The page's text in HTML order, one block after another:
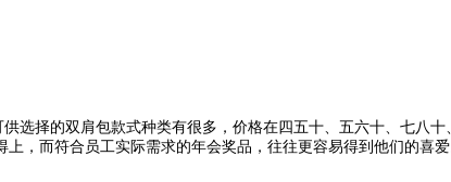
择的双肩包款式种类有很多，价格在四五十、五六十、七八
，而符合员工实际需求的年会奖品，往往更容易得到他们的喜